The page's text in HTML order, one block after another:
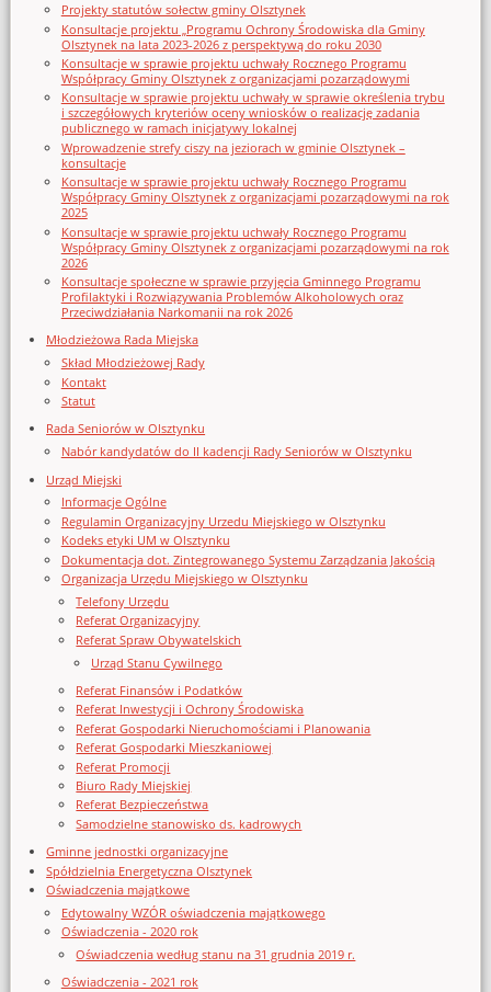
Projekty statutów sołectw gminy Olsztynek
Konsultacje projektu „Programu Ochrony Środowiska dla Gminy
Olsztynek na lata 2023-2026 z perspektywą do roku 2030
Konsultacje w sprawie projektu uchwały Rocznego Programu
Współpracy Gminy Olsztynek z organizacjami pozarządowymi
Konsultacje w sprawie projektu uchwały w sprawie określenia trybu
i szczegółowych kryteriów oceny wniosków o realizację zadania
publicznego w ramach inicjatywy lokalnej
Wprowadzenie strefy ciszy na jeziorach w gminie Olsztynek –
konsultacje
Konsultacje w sprawie projektu uchwały Rocznego Programu
Współpracy Gminy Olsztynek z organizacjami pozarządowymi na rok
2025
Konsultacje w sprawie projektu uchwały Rocznego Programu
Współpracy Gminy Olsztynek z organizacjami pozarządowymi na rok
2026
Konsultacje społeczne w sprawie przyjęcia Gminnego Programu
Profilaktyki i Rozwiązywania Problemów Alkoholowych oraz
Przeciwdziałania Narkomanii na rok 2026
Młodzieżowa Rada Miejska
Skład Młodzieżowej Rady
Kontakt
Statut
Rada Seniorów w Olsztynku
Nabór kandydatów do II kadencji Rady Seniorów w Olsztynku
Urząd Miejski
Informacje Ogólne
Regulamin Organizacyjny Urzedu Miejskiego w Olsztynku
Kodeks etyki UM w Olsztynku
Dokumentacja dot. Zintegrowanego Systemu Zarządzania Jakością
Organizacja Urzędu Miejskiego w Olsztynku
Telefony Urzędu
Referat Organizacyjny
Referat Spraw Obywatelskich
Urząd Stanu Cywilnego
Referat Finansów i Podatków
Referat Inwestycji i Ochrony Środowiska
Referat Gospodarki Nieruchomościami i Planowania
Referat Gospodarki Mieszkaniowej
Referat Promocji
Biuro Rady Miejskiej
Referat Bezpieczeństwa
Samodzielne stanowisko ds. kadrowych
Gminne jednostki organizacyjne
Spółdzielnia Energetyczna Olsztynek
Oświadczenia majątkowe
Edytowalny WZÓR oświadczenia majątkowego
Oświadczenia - 2020 rok
Oświadczenia według stanu na 31 grudnia 2019 r.
Oświadczenia - 2021 rok